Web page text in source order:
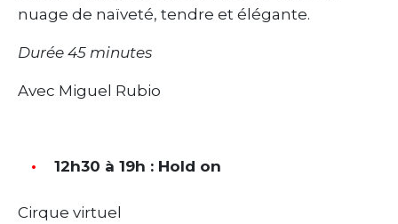
nuage de naïveté, tendre et élégante.
Durée 45 minutes
Avec Miguel Rubio
12h30 à 19h : Hold on
Cirque virtuel